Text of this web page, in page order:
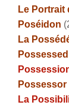
Le Portrait
Poséidon
La
Possessed
Possessor
La